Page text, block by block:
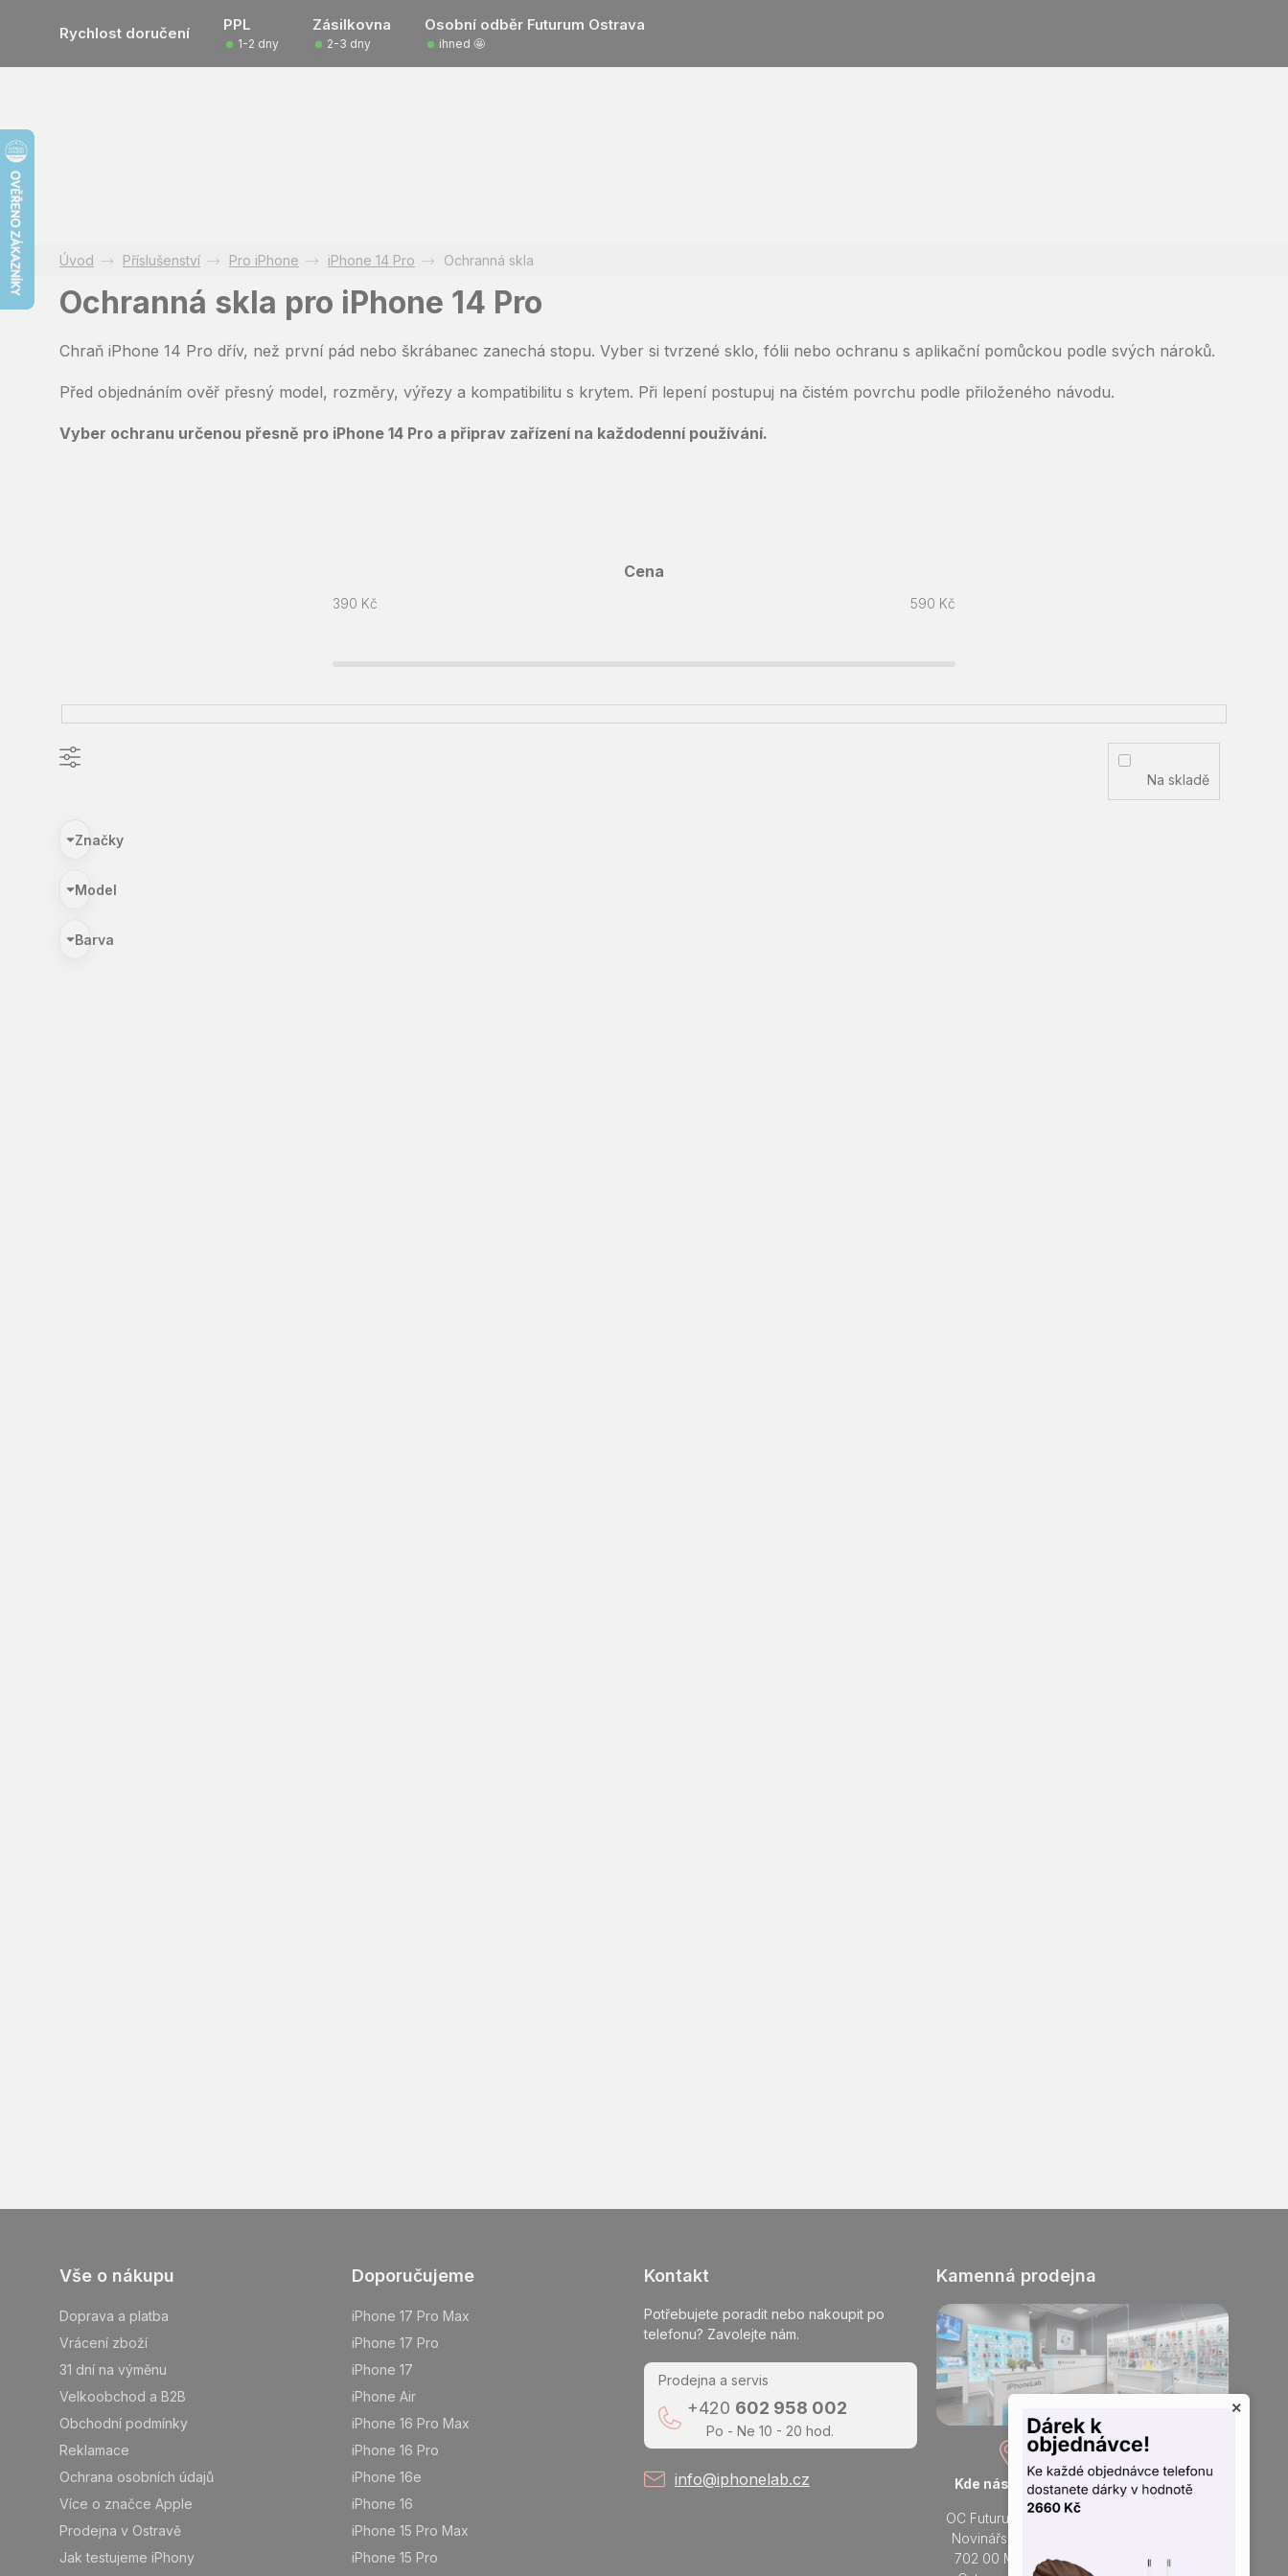
Rychlost doručení PPL Zásilkovna Osobní odběr Futurum Ostrava
1-2 dny 2-3 dny ihned 🤩
Příslušenství Pro iPhone iPhone 14 Pro Ochranná skla
Ochranná skla pro iPhone 14 Pro
Chraň iPhone 14 Pro dřív, než první pád nebo škrábanec zanechá stopu. Vyber si tvrzené sklo, fólii nebo ochranu s aplikační pomůckou podle svých nároků.
Před objednáním ověř přesný model, rozměry, výřezy a kompatibilitu s krytem. Při lepení postupuj na čistém povrchu podle přiloženého návodu.
Vyber ochranu určenou přesně pro iPhone 14 Pro a připrav zařízení na každodenní používání.
Cena
390 Kč 590 Kč
Na skladě
Značky
Model
Barva
Vše o nákupu
Doprava a platba
Vrácení zboží
31 dní na výměnu
Velkoobchod a B2B
Obchodní podmínky
Reklamace
Ochrana osobních údajů
Více o značce Apple
Prodejna v Ostravě
Jak testujeme iPhony
Doporučujeme
iPhone 17 Pro Max
iPhone 17 Pro
iPhone 17
iPhone Air
iPhone 16 Pro Max
iPhone 16 Pro
iPhone 16e
iPhone 16
iPhone 15 Pro Max
iPhone 15 Pro
Kontakt
Potřebujete poradit nebo nakoupit po
telefonu? Zavolejte nám.
Prodejna a servis
+420 602 958 002
Po - Ne 10 - 20 hod.
info@iphonelab.cz
Kamenná prodejna
Kde nás najdete
OC Futurum Ostrava
Novinářská 3178/6
702 00 Moravská
Otevřeno každý den
×